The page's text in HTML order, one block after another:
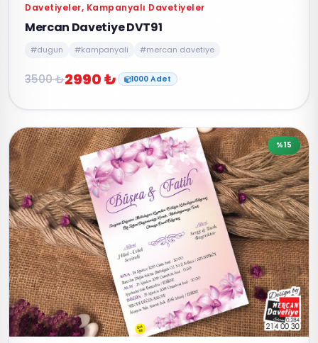
Davetiyeler, Kampanyalı Davetiyeler
Mercan Davetiye DVT91
#dugun #kampanyali #mercan davetiye
3500 ₺2990 ₺ 1000 Adet
%15